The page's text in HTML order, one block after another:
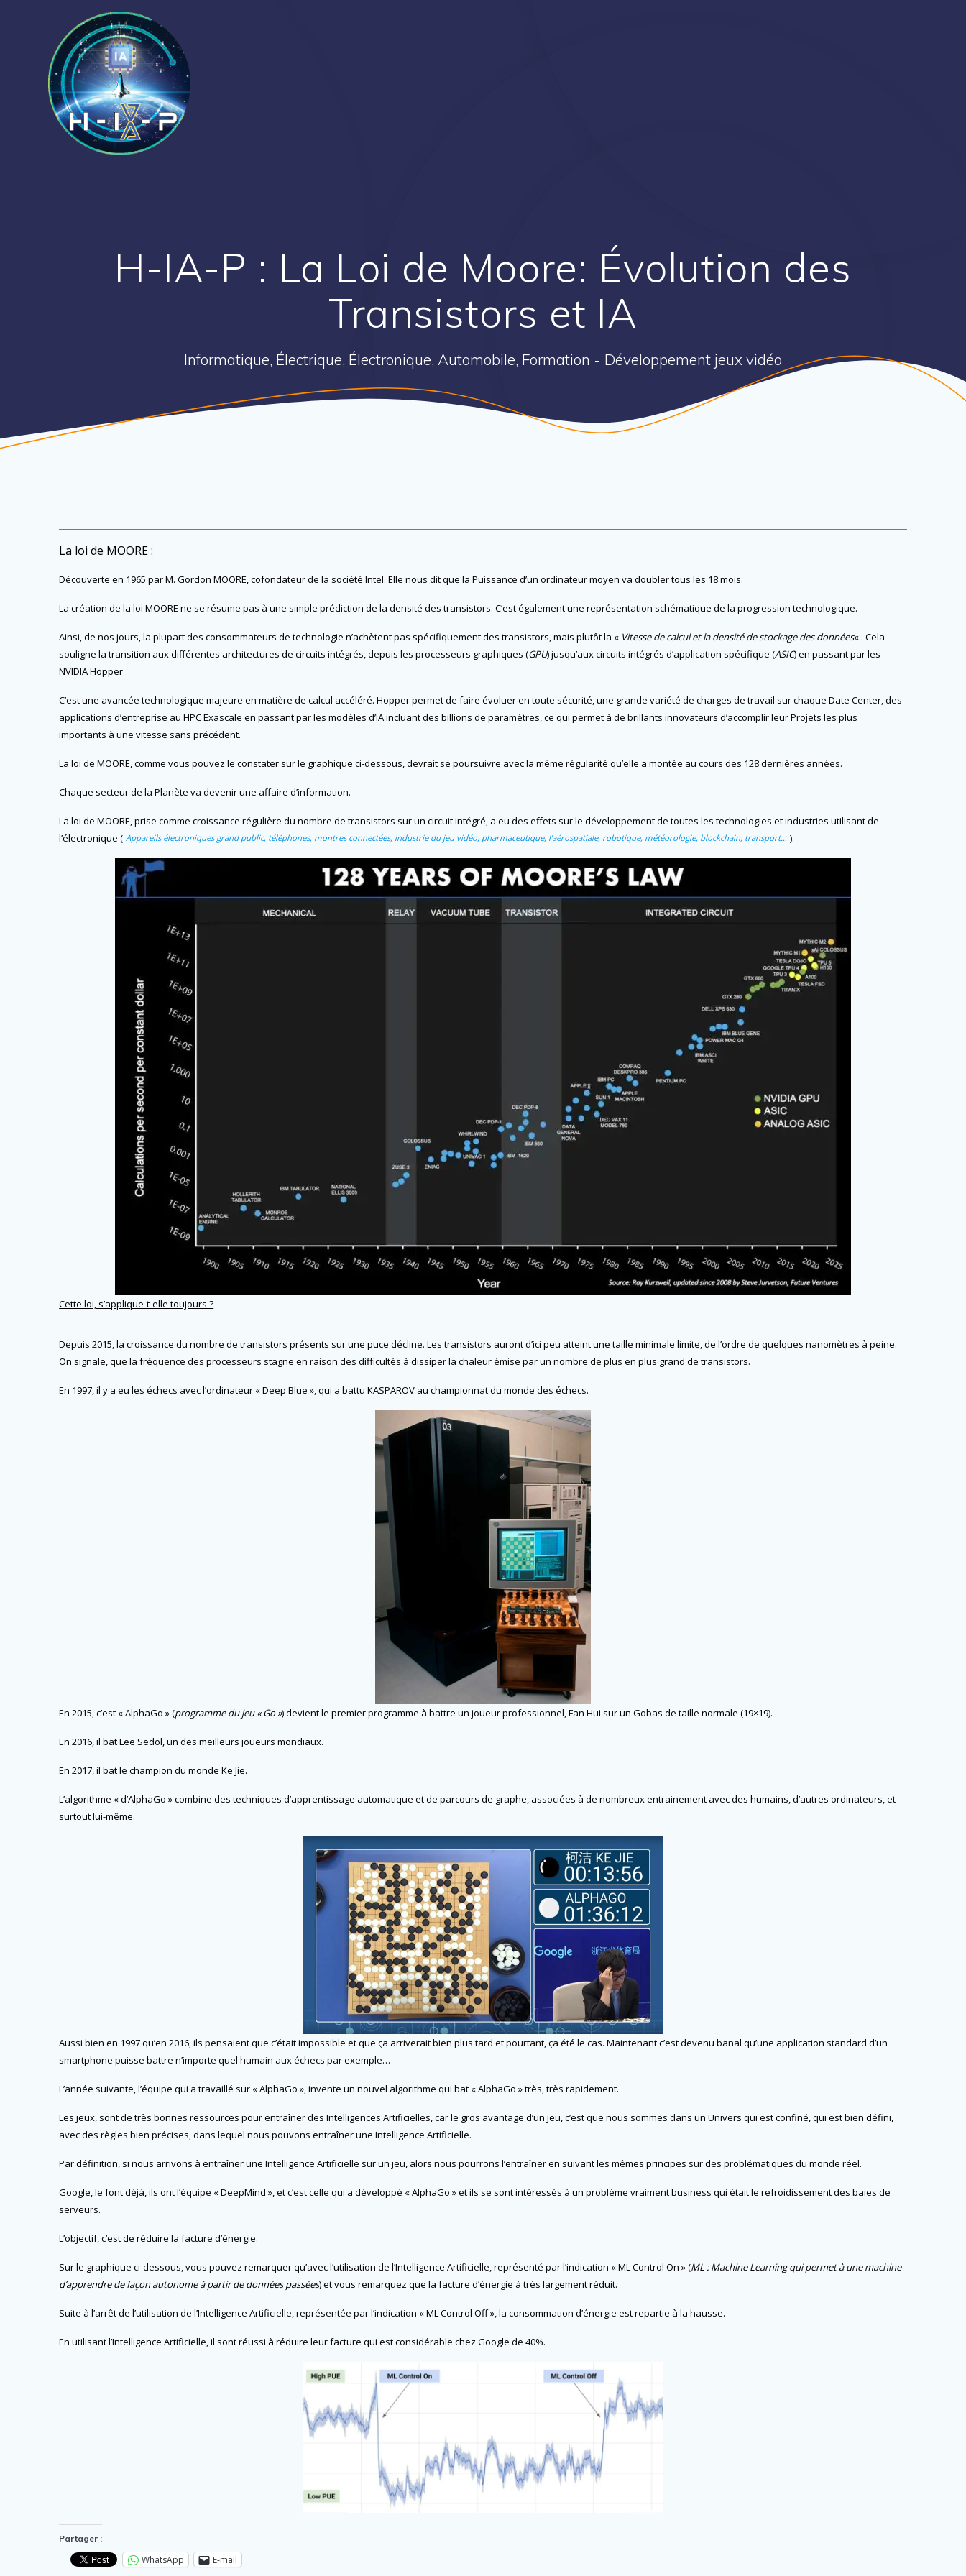
H-IA-P : La Loi de Moore: Évolution des
Transistors et IA
Informatique, Électrique, Électronique, Automobile, Formation - Développement jeux vidéo
La loi de MOORE:
Découverte en 1965 par M. Gordon MOORE, cofondateur de la société Intel. Elle nous dit que la Puissance d’un ordinateur moyen va doubler tous les 18 mois.
La création de la loi MOORE ne se résume pas à une simple prédiction de la densité des transistors. C’est également une représentation schématique de la progression technologique.
Ainsi, de nos jours, la plupart des consommateurs de technologie n’achètent pas spécifiquement des transistors, mais plutôt la « Vitesse de calcul et la densité de stockage des données« . Cela
souligne la transition aux différentes architectures de circuits intégrés, depuis les processeurs graphiques (GPU) jusqu’aux circuits intégrés d’application spécifique (ASIC) en passant par les
NVIDIA Hopper
C’est une avancée technologique majeure en matière de calcul accéléré. Hopper permet de faire évoluer en toute sécurité, une grande variété de charges de travail sur chaque Date Center, des
applications d’entreprise au HPC Exascale en passant par les modèles d’IA incluant des billions de paramètres, ce qui permet à de brillants innovateurs d’accomplir leur Projets les plus
importants à une vitesse sans précédent.
La loi de MOORE, comme vous pouvez le constater sur le graphique ci-dessous, devrait se poursuivre avec la même régularité qu’elle a montée au cours des 128 dernières années.
Chaque secteur de la Planète va devenir une affaire d’information.
La loi de MOORE, prise comme croissance régulière du nombre de transistors sur un circuit intégré, a eu des effets sur le développement de toutes les technologies et industries utilisant de
l’électronique ( Appareils électroniques grand public, téléphones, montres connectées, industrie du jeu vidéo, pharmaceutique, l’aérospatiale, robotique, météorologie, blockchain, transport… ).
Cette loi, s’applique-t-elle toujours ?
Depuis 2015, la croissance du nombre de transistors présents sur une puce décline. Les transistors auront d’ici peu atteint une taille minimale limite, de l’ordre de quelques nanomètres à peine.
On signale, que la fréquence des processeurs stagne en raison des difficultés à dissiper la chaleur émise par un nombre de plus en plus grand de transistors.
En 1997, il y a eu les échecs avec l’ordinateur « Deep Blue », qui a battu KASPAROV au championnat du monde des échecs.
En 2015, c’est « AlphaGo » (programme du jeu « Go ») devient le premier programme à battre un joueur professionnel, Fan Hui sur un Gobas de taille normale (19×19).
En 2016, il bat Lee Sedol, un des meilleurs joueurs mondiaux.
En 2017, il bat le champion du monde Ke Jie.
L’algorithme « d’AlphaGo » combine des techniques d’apprentissage automatique et de parcours de graphe, associées à de nombreux entrainement avec des humains, d’autres ordinateurs, et
surtout lui-même.
Aussi bien en 1997 qu’en 2016, ils pensaient que c’était impossible et que ça arriverait bien plus tard et pourtant, ça été le cas. Maintenant c’est devenu banal qu’une application standard d’un
smartphone puisse battre n’importe quel humain aux échecs par exemple…
L’année suivante, l’équipe qui a travaillé sur « AlphaGo », invente un nouvel algorithme qui bat « AlphaGo » très, très rapidement.
Les jeux, sont de très bonnes ressources pour entraîner des Intelligences Artificielles, car le gros avantage d’un jeu, c’est que nous sommes dans un Univers qui est confiné, qui est bien défini,
avec des règles bien précises, dans lequel nous pouvons entraîner une Intelligence Artificielle.
Par définition, si nous arrivons à entraîner une Intelligence Artificielle sur un jeu, alors nous pourrons l’entraîner en suivant les mêmes principes sur des problématiques du monde réel.
Google, le font déjà, ils ont l’équipe « DeepMind », et c’est celle qui a développé « AlphaGo » et ils se sont intéressés à un problème vraiment business qui était le refroidissement des baies de
serveurs.
L’objectif, c’est de réduire la facture d’énergie.
Sur le graphique ci-dessous, vous pouvez remarquer qu’avec l’utilisation de l’Intelligence Artificielle, représenté par l’indication « ML Control On » (ML : Machine Learning qui permet à une machine
d’apprendre de façon autonome à partir de données passées) et vous remarquez que la facture d’énergie à très largement réduit.
Suite à l’arrêt de l’utilisation de l’Intelligence Artificielle, représentée par l’indication « ML Control Off », la consommation d’énergie est repartie à la hausse.
En utilisant l’Intelligence Artificielle, il sont réussi à réduire leur facture qui est considérable chez Google de 40%.
Partager :
WhatsApp E-mail